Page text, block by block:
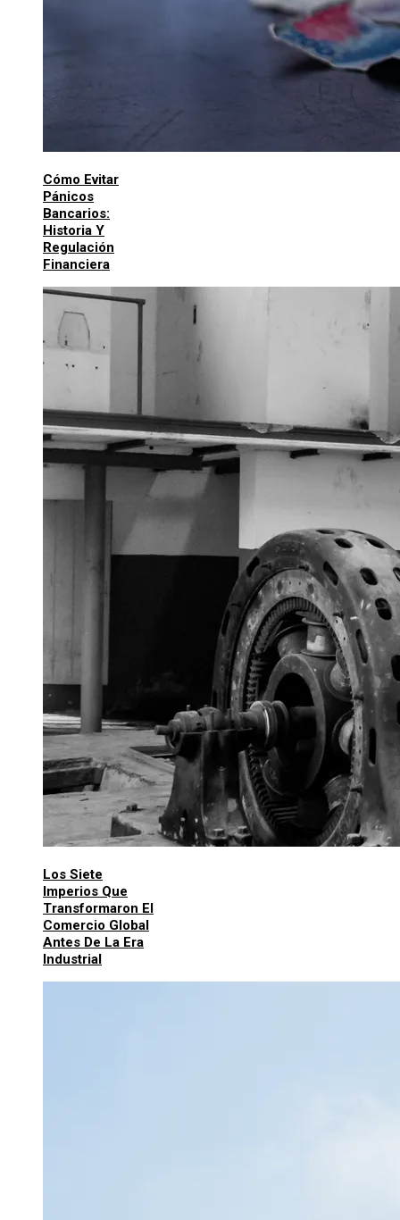
Cómo Evitar
Pánicos
Bancarios:
Historia Y
Regulación
Financiera
Los Siete
Imperios Que
Transformaron El
Comercio Global
Antes De La Era
Industrial